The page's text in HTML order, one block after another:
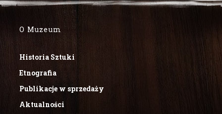
O Muzeum
Historia Sztuki
Etnografia
Publikacje w sprzedaży
Aktualności